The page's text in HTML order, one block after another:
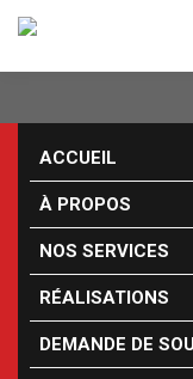
ACCUEIL
À PROPOS
NOS SERVICES
RÉALISATIONS
DEMANDE DE
BELOEIL